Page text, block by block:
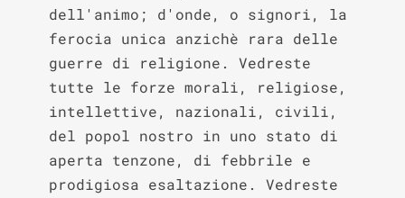
dell'animo; d'onde, o signori, la
ferocia unica anzichè rara delle
guerre di religione. Vedreste
tutte le forze morali, religiose,
intellettive, nazionali, civili,
del popol nostro in uno stato di
aperta tenzone, di febbrile e
prodigiosa esaltazione. Vedreste